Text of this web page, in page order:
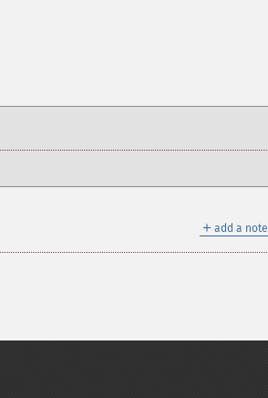
＋ add a note